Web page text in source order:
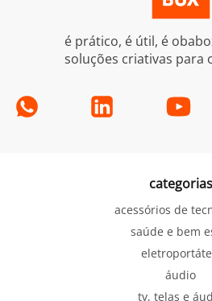
é prático, é útil, é
soluções criativas para
categorias
acessórios de
saúde e bem
áudio
tv, telas e